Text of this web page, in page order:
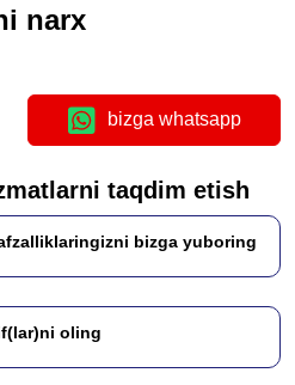
narx
bizga whatsapp
taqdim etish
bizga yuboring
oling